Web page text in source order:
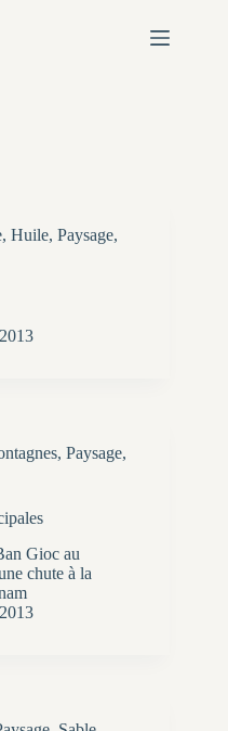
, Huile, Paysage,
, Paysage,
Gioc au
chute à la